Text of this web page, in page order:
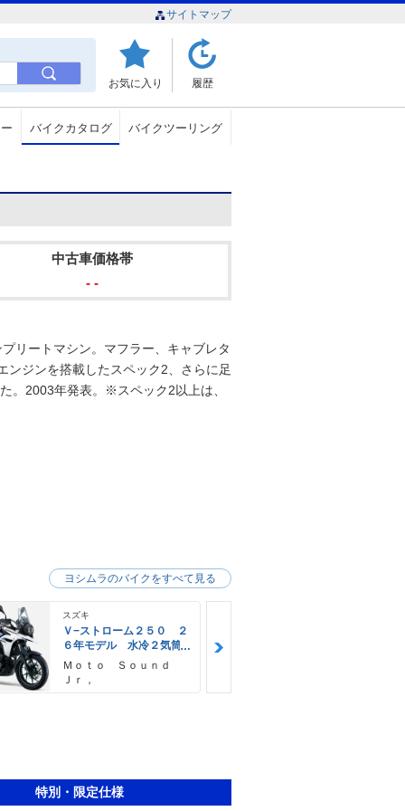
サイトマップ
お気に入り 履歴
バイクカタログ バイクツーリング
中古車価格帯
- -
リートマシン。マフラー、キャブレタ
ンジンを搭載したスペック2、さらに足
。2003年発表。※スペック2以上は、
スズキ
Ｖ−ストローム２５０ ２
６年モデル 水冷２気筒
エンジン ＬＥＤヘッド
ライト標準装備
Ｍｏｔｏ Ｓｏｕｎｄ
Ｊｒ，
ヨシムラのバイクをすべて見る
特別・限定仕様